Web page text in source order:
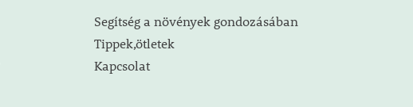
Segítség a növények gondozásában
Tippek,ötletek
Kapcsolat